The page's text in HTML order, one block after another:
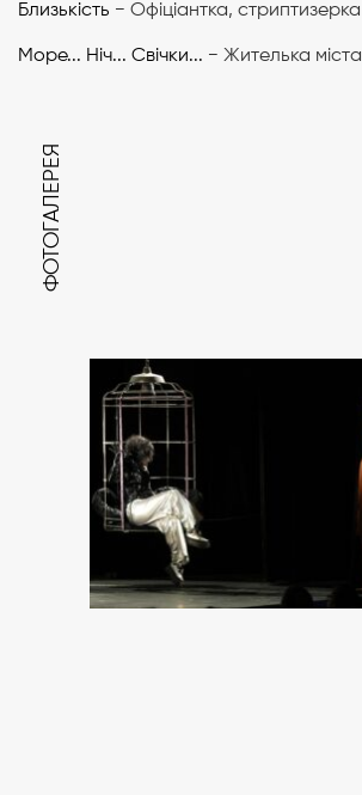
Близькість − Офіціантка, стриптизерка
Море... Ніч... Свічки... − Жителька міста
ФОТОГАЛЕРЕЯ